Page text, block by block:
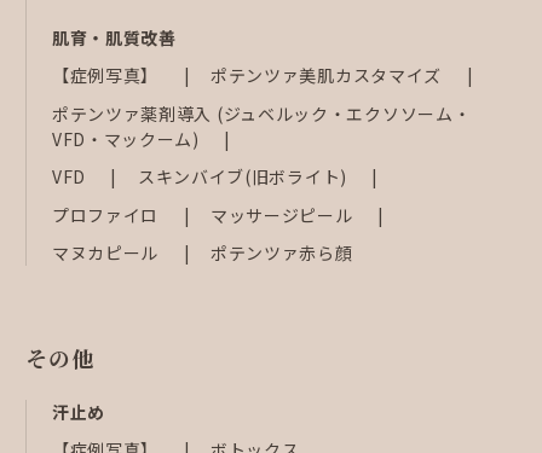
肌育・肌質改善
【症例写真】
ポテンツァ美肌カスタマイズ
ポテンツァ薬剤導入 (ジュベルック・エクソソーム・
VFD・マックーム)
VFD
スキンバイブ(旧ボライト)
プロファイロ
マッサージピール
マヌカピール
ポテンツァ赤ら顔
その他
汗止め